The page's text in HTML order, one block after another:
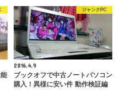
ジャンクPC
2016.4.9
ブックオフで中古ノートパソコン
購入！異様に安い件 動作検証編